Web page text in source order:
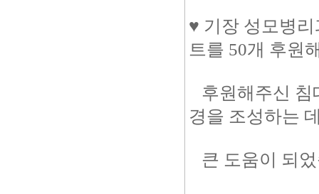
♥ 기장 성모병
트를 50개 후원
후원해주신 침
경을 조성하는
큰 도움이 되